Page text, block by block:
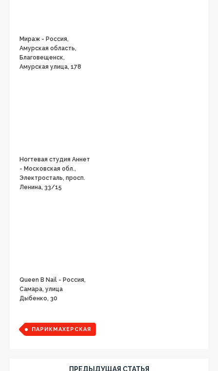
Мираж - Россия,
Амурская область,
Благовещенск,
Амурская улица, 178
Ногтевая студия Аннет
- Московская обл.,
Электросталь, просп.
Ленина, 33/15
Queen B Nail - Россия,
Самара, улица
Дыбенко, 30
ПАРИКМАХЕРСКАЯ
ПРЕДЫДУЩАЯ СТАТЬЯ